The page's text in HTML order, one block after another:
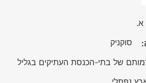
א.
סוקניק
של בתי-הכנסת העתיקים בגליל